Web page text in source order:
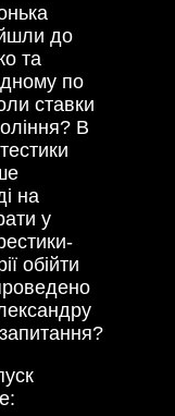
до
та
по
ставки
В
на
у
обійти